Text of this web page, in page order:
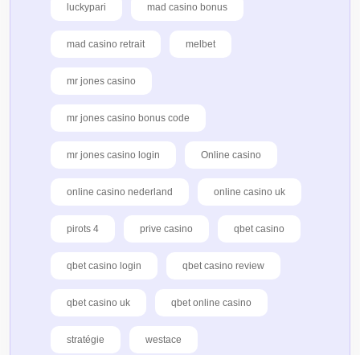
luckypari mad casino bonus
mad casino retrait melbet
mr jones casino
mr jones casino bonus code
mr jones casino login Online casino
online casino nederland online casino uk
pirots 4 prive casino qbet casino
qbet casino login qbet casino review
qbet casino uk qbet online casino
stratégie westace